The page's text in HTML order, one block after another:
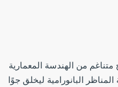
من الهندسة المعمارية
البانورامية ليخلق جوًا